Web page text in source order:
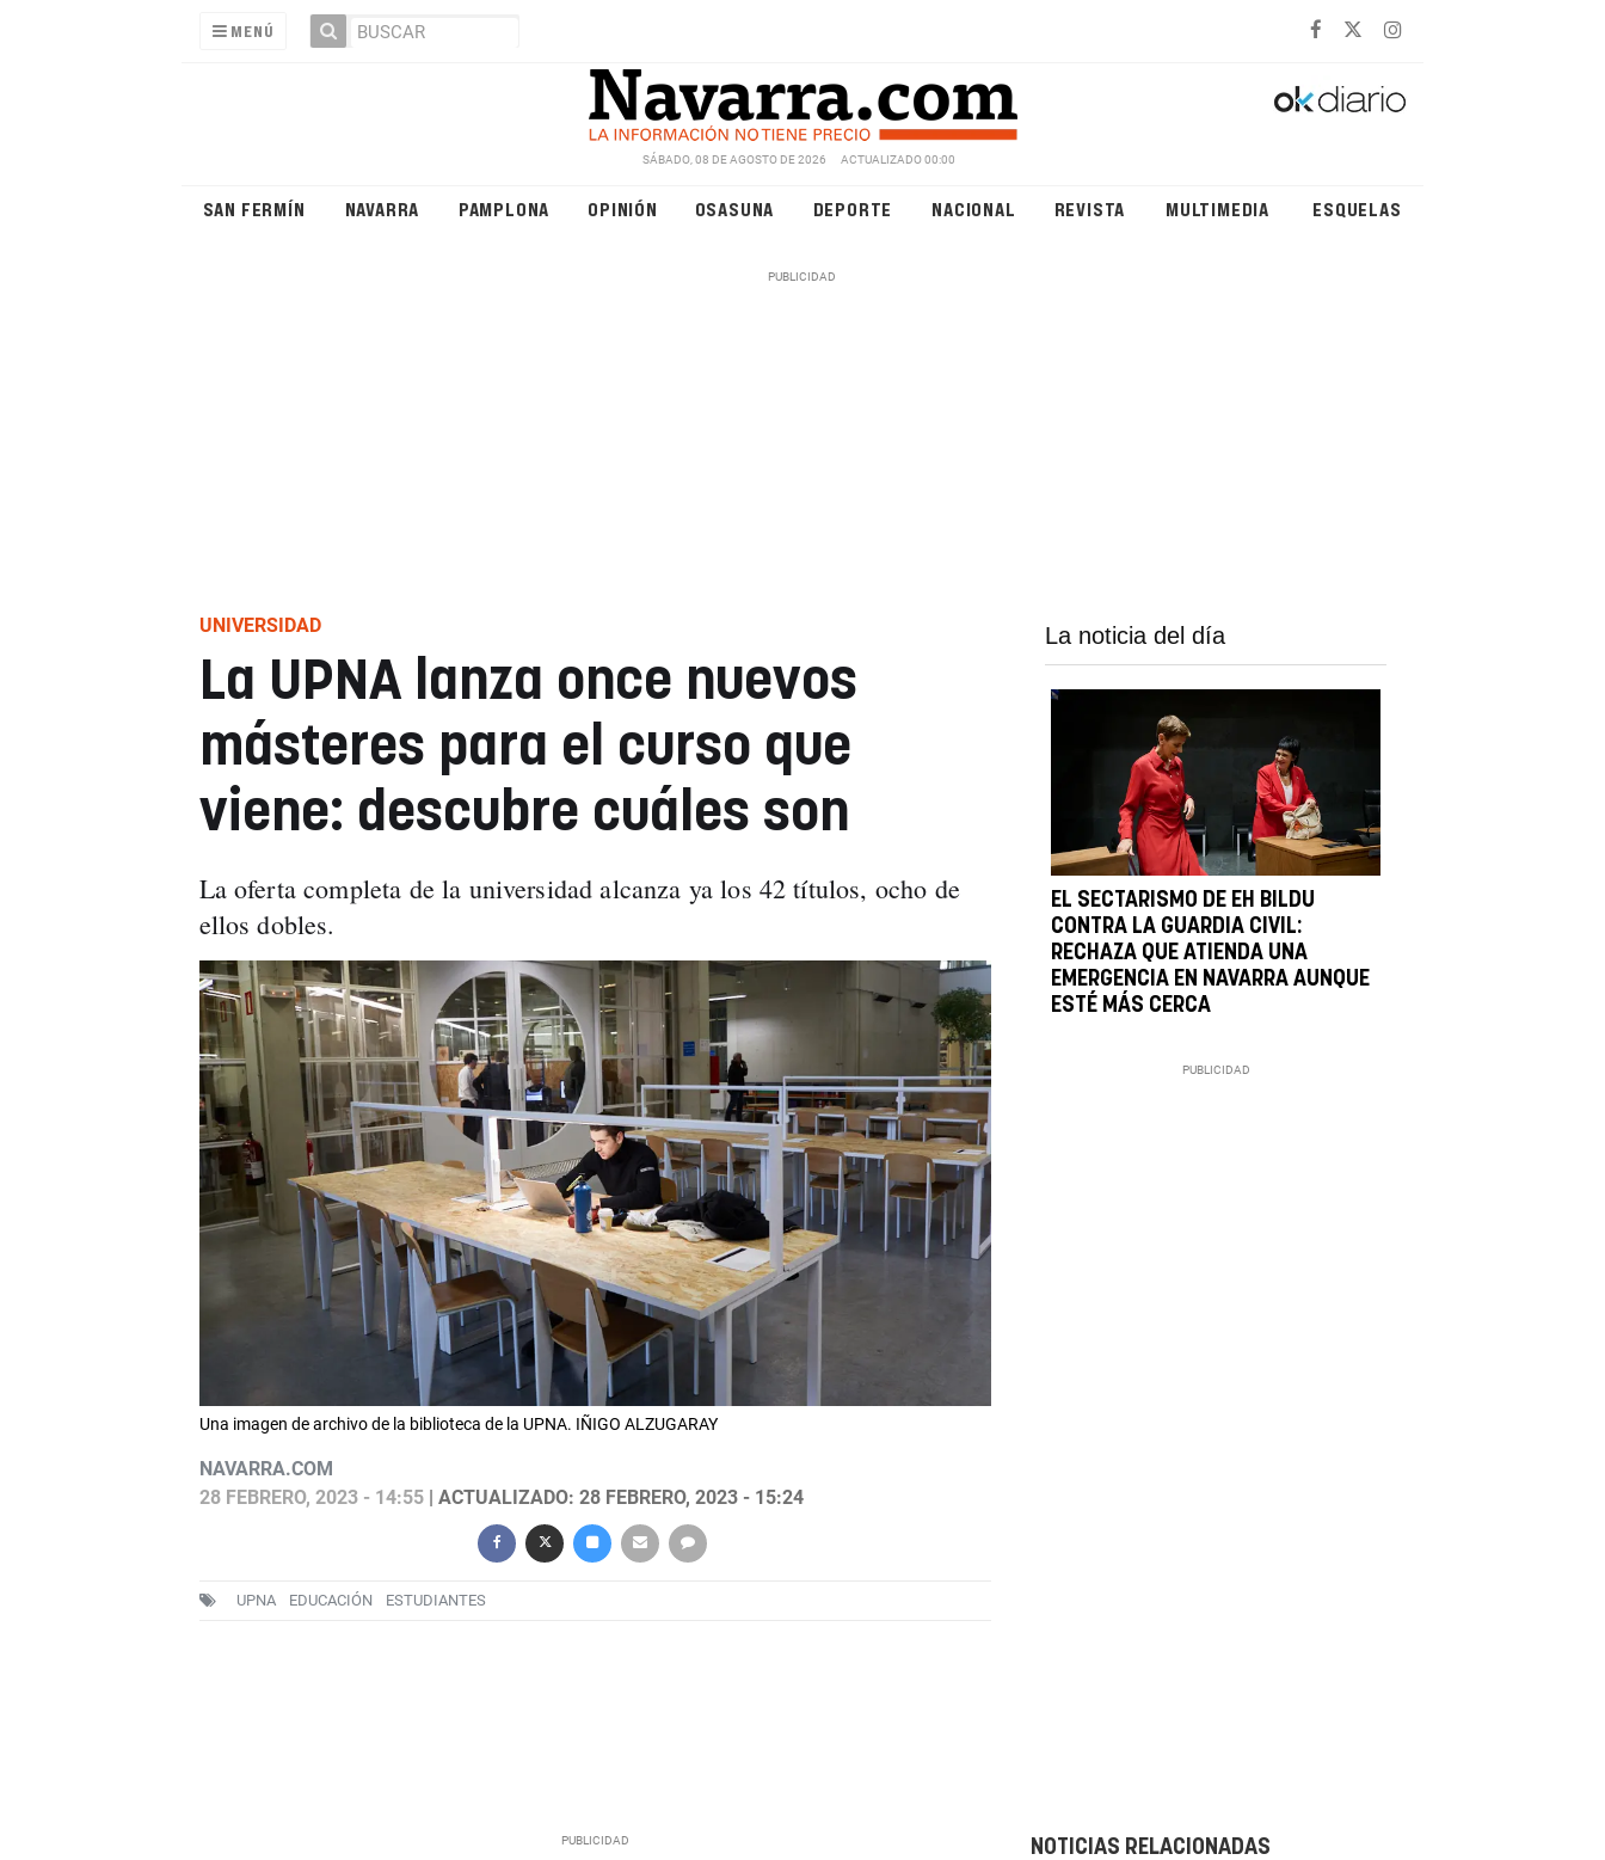
MENÚ
SÁBADO, 08 DE AGOSTO DE 2026 ACTUALIZADO 00:00
SAN FERMÍN NAVARRA PAMPLONA OPINIÓN OSASUNA DEPORTE NACIONAL REVISTA MULTIMEDIA ESQUELAS
UNIVERSIDAD
La UPNA lanza once nuevos
másteres para el curso que
viene: descubre cuáles son
La oferta completa de la universidad alcanza ya los 42 títulos, ocho de
ellos dobles.
Una imagen de archivo de la biblioteca de la UPNA. IÑIGO ALZUGARAY
NAVARRA.COM
28 FEBRERO, 2023 - 14:55| ACTUALIZADO: 28 FEBRERO, 2023 - 15:24
UPNA EDUCACIÓN ESTUDIANTES
La noticia del día
EL SECTARISMO DE EH BILDU
CONTRA LA GUARDIA CIVIL:
RECHAZA QUE ATIENDA UNA
EMERGENCIA EN NAVARRA AUNQUE
ESTÉ MÁS CERCA
NOTICIAS RELACIONADAS